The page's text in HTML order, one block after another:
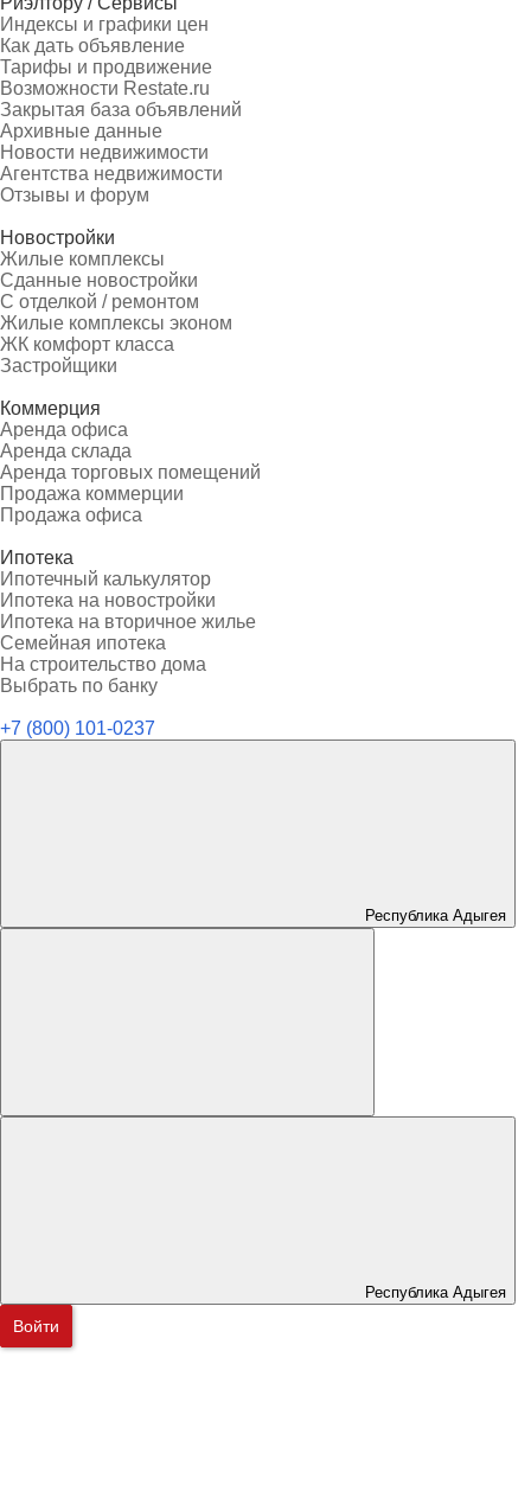
Индексы и графики цен
Как дать объявление
Тарифы и продвижение
Возможности Restate.ru
Закрытая база объявлений
Архивные данные
Новости недвижимости
Агентства недвижимости
Отзывы и форум
Новостройки
Жилые комплексы
Сданные новостройки
С отделкой / ремонтом
Жилые комплексы эконом
ЖК комфорт класса
Застройщики
Коммерция
Аренда офиса
Аренда склада
Аренда торговых помещений
Продажа коммерции
Продажа офиса
Ипотека
Ипотечный калькулятор
Ипотека на новостройки
Ипотека на вторичное жилье
Семейная ипотека
На строительство дома
Выбрать по банку
+7 (800) 101-0237
Республика Адыгея
Республика Адыгея
Войти